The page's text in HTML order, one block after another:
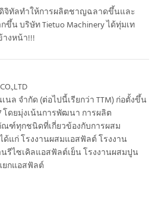
จิทัลทำให้การผลิตชาญฉลาดขึ้นและ
น บริษัท Tietuo Machinery ได้ทุ่มเท
งหน้า!!!
ล จำกัด (ต่อไปนี้เรียกว่า TTM) ก่อตั้งขึ้น
โดยมุ่งเน้นการพัฒนา การผลิต
ฑ์ทุกชนิดที่เกี่ยวข้องกับการผสม
แก่ โรงงานผสมแอสฟัลต์ โรงงาน
รีไซเคิลแอสฟัลต์เย็น โรงงานผสมปูน
กแอสฟัลต์